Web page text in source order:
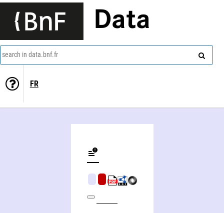
Data
search in data.bnf.fr
FR